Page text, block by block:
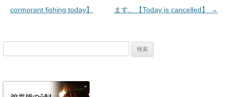
cormorant fishing today】
ます。【Today is cancelled】
→